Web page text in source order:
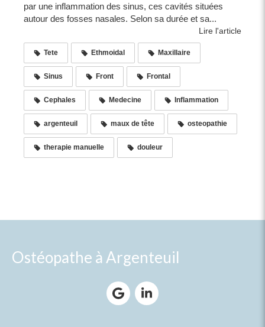
par une inflammation des sinus, ces cavités situées
autour des fosses nasales. Selon sa durée et sa...
Lire l'article
Tete Ethmoidal Maxillaire
Sinus Front Frontal
Cephales Medecine Inflammation
argenteuil maux de tête osteopathie
therapie manuelle douleur
Ostéopathe à Argenteuil